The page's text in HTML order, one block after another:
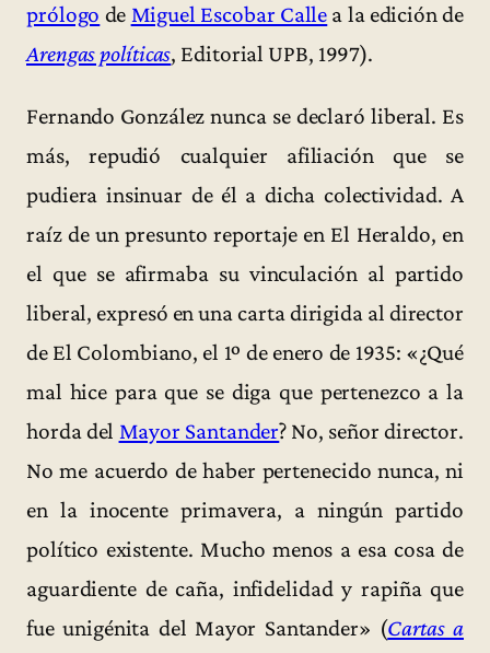
prólogo de Miguel Escobar Calle a la edición de
Arengas políticas, Editorial UPB, 1997).
Fernando González nunca se declaró liberal. Es
más, repudió cualquier afiliación que se
pudiera insinuar de él a dicha colectividad. A
raíz de un presunto reportaje en El Heraldo, en
el que se afirmaba su vinculación al partido
liberal, expresó en una carta dirigida al director
de El Colombiano, el 1º de enero de 1935: «¿Qué
mal hice para que se diga que pertenezco a la
horda del Mayor Santander? No, señor director.
No me acuerdo de haber pertenecido nunca, ni
en la inocente primavera, a ningún partido
político existente. Mucho menos a esa cosa de
aguardiente de caña, infidelidad y rapiña que
fue unigénita del Mayor Santander» (Cartas a